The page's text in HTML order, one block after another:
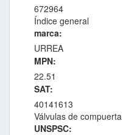
672964
Índice general
marca:
URREA
MPN:
22.51
SAT:
40141613
Válvulas de compuerta
UNSPSC: